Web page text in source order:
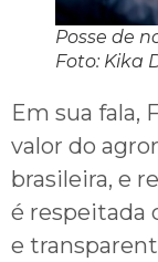
Posse de
Foto: Kika
Em sua fala,
valor do
brasileira, e
é respeitada
e